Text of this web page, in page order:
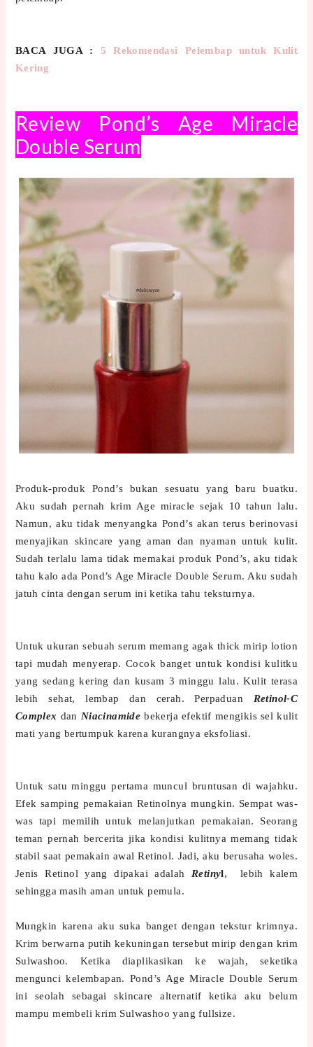
BACA JUGA : 5 Rekomendasi Pelembap untuk Kulit
Kering
Review Pond’s Age Miracle
Double Serum
Produk-produk Pond’s bukan sesuatu yang baru buatku.
Aku sudah pernah krim Age miracle sejak 10 tahun lalu.
Namun, aku tidak menyangka Pond’s akan terus berinovasi
menyajikan skincare yang aman dan nyaman untuk kulit.
Sudah terlalu lama tidak memakai produk Pond’s, aku tidak
tahu kalo ada Pond’s Age Miracle Double Serum. Aku sudah
jatuh cinta dengan serum ini ketika tahu teksturnya.
Untuk ukuran sebuah serum memang agak thick mirip lotion
tapi mudah menyerap. Cocok banget untuk kondisi kulitku
yang sedang kering dan kusam 3 minggu lalu. Kulit terasa
lebih sehat, lembap dan cerah. Perpaduan Retinol-C
Complex dan Niacinamide bekerja efektif mengikis sel kulit
mati yang bertumpuk karena kurangnya eksfoliasi.
Untuk satu minggu pertama muncul bruntusan di wajahku.
Efek samping pemakaian Retinolnya mungkin. Sempat was-
was tapi memilih untuk melanjutkan pemakaian. Seorang
teman pernah bercerita jika kondisi kulitnya memang tidak
stabil saat pemakain awal Retinol. Jadi, aku berusaha woles.
Jenis Retinol yang dipakai adalah Retinyl, lebih kalem
sehingga masih aman untuk pemula.
Mungkin karena aku suka banget dengan tekstur krimnya.
Krim berwarna putih kekuningan tersebut mirip dengan krim
Sulwashoo. Ketika diaplikasikan ke wajah, seketika
mengunci kelembapan. Pond’s Age Miracle Double Serum
ini seolah sebagai skincare alternatif ketika aku belum
mampu membeli krim Sulwashoo yang fullsize.